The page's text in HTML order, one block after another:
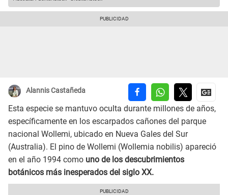
Alannis Castañeda
Esta especie se mantuvo oculta durante millones de años,
específicamente en los escarpados cañones del parque
nacional Wollemi, ubicado en Nueva Gales del Sur
(Australia). El pino de Wollemi (Wollemia nobilis) apareció
en el año 1994 como uno de los descubrimientos
botánicos más inesperados del siglo XX.